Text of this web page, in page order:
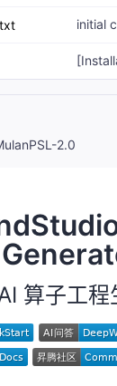
initial
2.0
算子工程